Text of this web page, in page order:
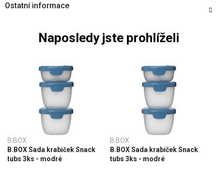
Ostatní informace
Naposledy jste prohlíželi
B.BOX
B.BOX Sada krabiček Snack
tubs 3ks - modré
B.BOX
B.BOX Sada krabiček Snack
tubs 3ks - modré